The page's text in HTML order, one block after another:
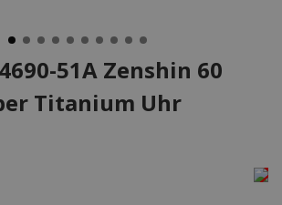
51A Zenshin 60
Titanium Uhr